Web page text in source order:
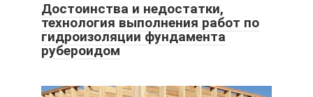
Достоинства и недостатки,
технология выполнения работ по
гидроизоляции фундамента
рубероидом